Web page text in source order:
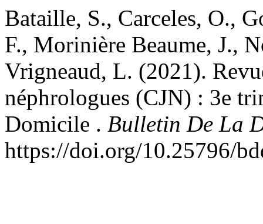
Bataille, S., Carceles, O.,
F., Morinière Beaume, J.,
Vrigneaud, L. (2021).
néphrologues (CJN) : 3e
Domicile . Bulletin De La
https://doi.org/10.25796/